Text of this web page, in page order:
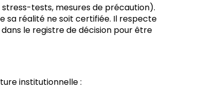
tests, mesures de précaution).
sa réalité ne soit certifiée. Il respecte
le registre de décision pour être
institutionnelle :